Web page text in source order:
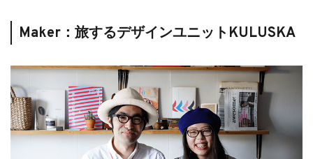
Maker：旅するデザインユニットKULUSKA